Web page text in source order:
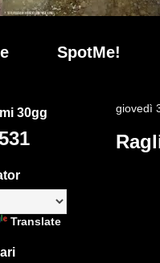
SpotMe!
giovedì
30gg
Translate